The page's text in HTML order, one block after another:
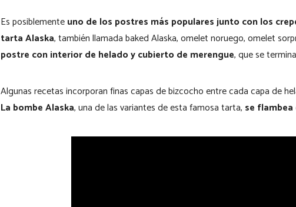
Es posiblementeuno de los postres más populares junto con los
tarta Alaska, también llamada baked Alaska, omelet noruego, omelet
postre con interior de helado y cubierto de merengue, que se
Algunas recetas incorporan finas capas de bizcocho entre cada capa de
La bombe Alaska, una de las variantes de esta famosa tarta, se